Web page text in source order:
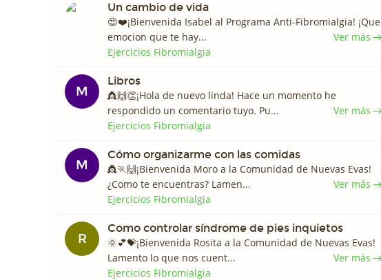
Un cambio de vida
😍❤️️¡Bienvenida Isabel al Programa Anti-Fibromialgia! ¡Que
emocion que te hay...
Ver más
Ejercicios Fibromialgia
M
Libros
👸🙌👏¡Hola de nuevo linda! Hace un momento he
respondido un comentario tuyo. Pu...
Ver más
Ejercicios Fibromialgia
M
Cómo organizarme con las comidas
👸🏃🙌¡Bienvenida Moro a la Comunidad de Nuevas Evas!
¿Como te encuentras? Lamen...
Ver más
Ejercicios Fibromialgia
R
Como controlar síndrome de pies inquietos
🌞💕💝¡Bienvenida Rosita a la Comunidad de Nuevas Evas!
Lamento lo que nos cuent...
Ver más
Ejercicios Fibromialgia